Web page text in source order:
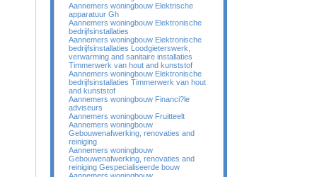
Aannemers woningbouw Elektrische
apparatuur Gh
Aannemers woningbouw Elektronische
bedrijfsinstallaties
Aannemers woningbouw Elektronische
bedrijfsinstallaties Loodgieterswerk,
verwarming and sanitaire installaties
Timmerwerk van hout and kunststof
Aannemers woningbouw Elektronische
bedrijfsinstallaties Timmerwerk van hout
and kunststof
Aannemers woningbouw Financi?le
adviseurs
Aannemers woningbouw Fruitteelt
Aannemers woningbouw
Gebouwenafwerking, renovaties and
reiniging
Aannemers woningbouw
Gebouwenafwerking, renovaties and
reiniging Gespecialiseerde bouw